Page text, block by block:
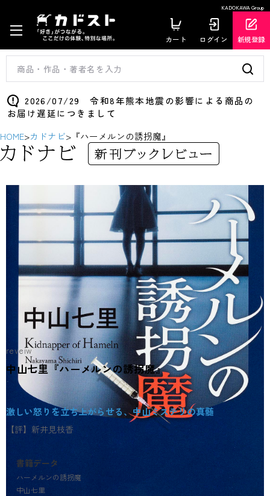
KADOKAWA Group
カート ログイン 新規登録
2026/07/29 令和8年熊本地震の影響による商品の
お届け遅延につきまして
HOME>カドナビ> 『ハーメルンの誘拐魔』
reveiw
中山七里『ハーメルンの誘拐魔』
激しい怒りを立ち上がらせる、中山ミステリの真髄
【評】新井見枝香
書籍データ
ハーメルンの誘拐魔
中山七里